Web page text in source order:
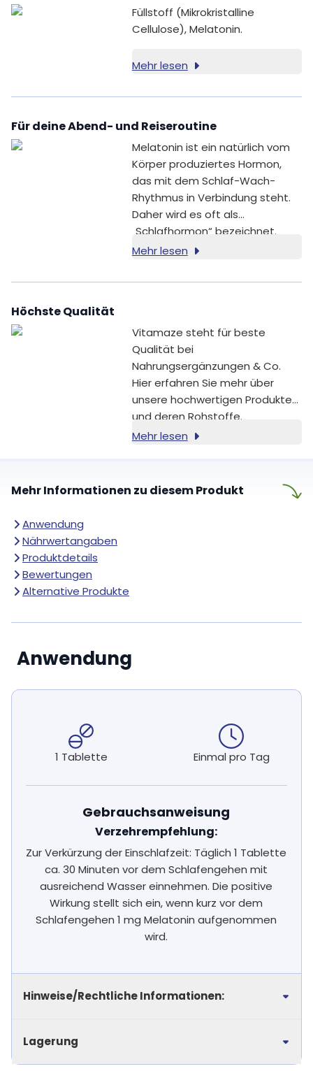
Füllstoff (Mikrokristalline
Cellulose), Melatonin.
Mehr lesen
Für deine Abend- und Reiseroutine
Melatonin ist ein natürlich vom
Körper produziertes Hormon,
das mit dem Schlaf-Wach-
Rhythmus in Verbindung steht.
Daher wird es oft als
„Schlafhormon“ bezeichnet.
Mehr lesen
Höchste Qualität
Vitamaze steht für beste
Qualität bei
Nahrungsergänzungen & Co.
Hier erfahren Sie mehr über
unsere hochwertigen Produkte
und deren Rohstoffe.
Mehr lesen
Mehr Informationen zu diesem Produkt
Anwendung
Nährwertangaben
Produktdetails
Bewertungen
Alternative Produkte
Anwendung
1 Tablette Einmal pro Tag
Gebrauchsanweisung
Verzehrempfehlung:
Zur Verkürzung der Einschlafzeit: Täglich 1 Tablette
ca. 30 Minuten vor dem Schlafengehen mit
ausreichend Wasser einnehmen. Die positive
Wirkung stellt sich ein, wenn kurz vor dem
Schlafengehen 1 mg Melatonin aufgenommen
wird.
Hinweise/Rechtliche Informationen:
Lagerung